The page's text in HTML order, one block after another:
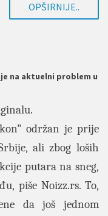
OPŠIRNIJE..
na aktuelni problem u
održan je prije
ali zbog loših
putara na sneg,
piše Noizz.rs. To,
da još jednom